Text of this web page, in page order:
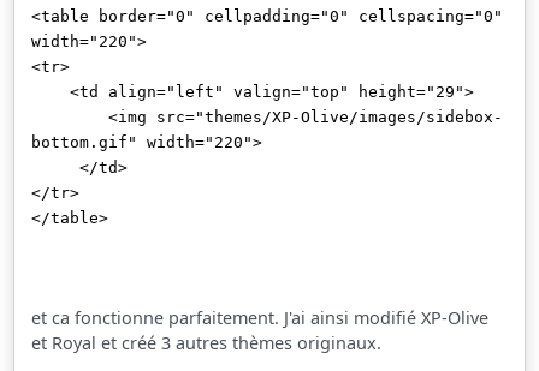
<table border="0" cellpadding="0" cellspacing="0"
width="220">
<tr>
<td align="left" valign="top" height="29">
<img src="themes/XP-Olive/images/sidebox-
bottom.gif" width="220">
</td>
</tr>
</table>
et ca fonctionne parfaitement. J'ai ainsi modifié XP-Olive
et Royal et créé 3 autres thèmes originaux.